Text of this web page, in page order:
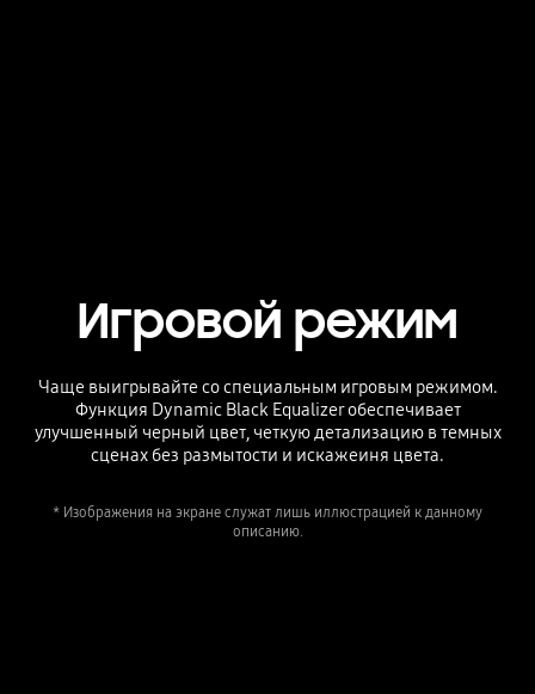
Игровой режим
Чаще выигрывайте со специальным игровым режимом.
Функция Dynamic Black Equalizer обеспечивает
улучшенный черный цвет, четкую детализацию в темных
сценах без размытости и искажеиня цвета.
* Изображения на экране служат лишь иллюстрацией к данному
описанию.